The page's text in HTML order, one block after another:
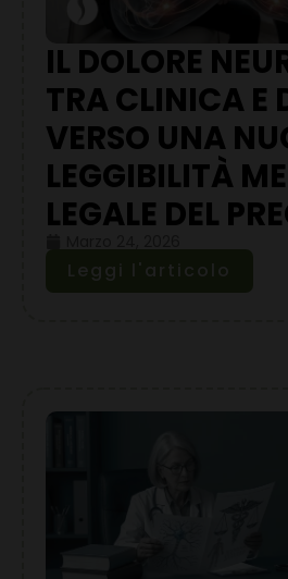
IL DOLORE
TRA CLINICA E
VERSO UNA
LEGGIBILITÀ
LEGALE DEL
Leggi l'articolo